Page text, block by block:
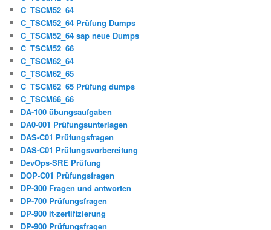
C_TSCM52_64
C_TSCM52_64 Prüfung Dumps
C_TSCM52_64 sap neue Dumps
C_TSCM52_66
C_TSCM62_64
C_TSCM62_65
C_TSCM62_65 Prüfung dumps
C_TSCM66_66
DA-100 übungsaufgaben
DA0-001 Prüfungsunterlagen
DAS-C01 Prüfungsfragen
DAS-C01 Prüfungsvorbereitung
DevOps-SRE Prüfung
DOP-C01 Prüfungsfragen
DP-300 Fragen und antworten
DP-700 Prüfungsfragen
DP-900 it-zertifizierung
DP-900 Prüfungsfragen